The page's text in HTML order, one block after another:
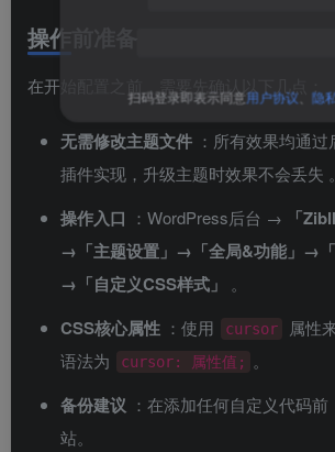
操作前准备
在开始配置之前，需要先确认以下几点：
无需修改主题文件 ：所有效果均通
插件实现，升级主题时效果不会丢失 。
操作入口 ：WordPress后台 →
「
→「主题设置」→「全局&功能」→「
→「自定义CSS样式」
。
CSS核心属性 ：使用 cursor
属性
语法为
cursor: 属性值; 。
备份建议 ：在添加任何自定义代码
站。
请输入验证码
登录